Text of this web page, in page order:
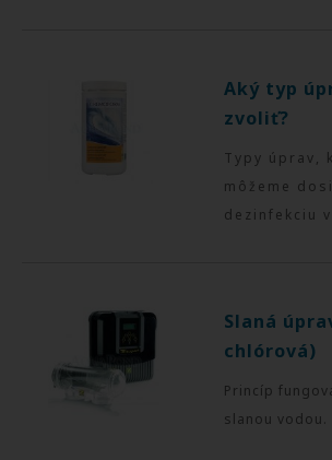
Aký typ
zvoliť?
Typy úprav,
môžeme
dezinfekciu
Slaná
chlórová)
Princíp
slanou vodou.